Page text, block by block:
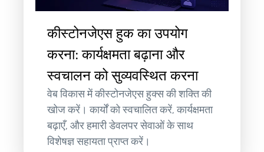
कीस्टोनजेएस हुक का उपयोग
करना: कार्यक्षमता बढ़ाना और
स्वचालन को सुव्यवस्थित करना
वेब विकास में कीस्टोनजेएस हुक्स की शक्ति की
खोज करें। कार्यों को स्वचालित करें, कार्यक्षमता
बढ़ाएँ, और हमारी डेवलपर सेवाओं के साथ
विशेषज्ञ सहायता प्राप्त करें।